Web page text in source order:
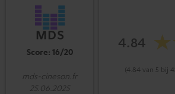
Score: 16/20
mds-cineson.fr
25.06.2025
4.84
(4.84 van 5 bij